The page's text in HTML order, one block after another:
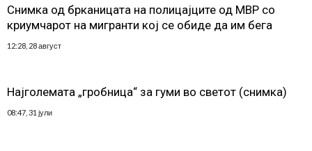
Снимка од брканицата на полицајците од МВР со
криумчарот на мигранти кој се обиде да им бега
12:28, 28 август
Најголемата „гробница“ за гуми во светот (снимка)
08:47, 31 јули